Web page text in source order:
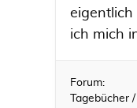
eigentlich
ich mich
Forum:
Tagebücher